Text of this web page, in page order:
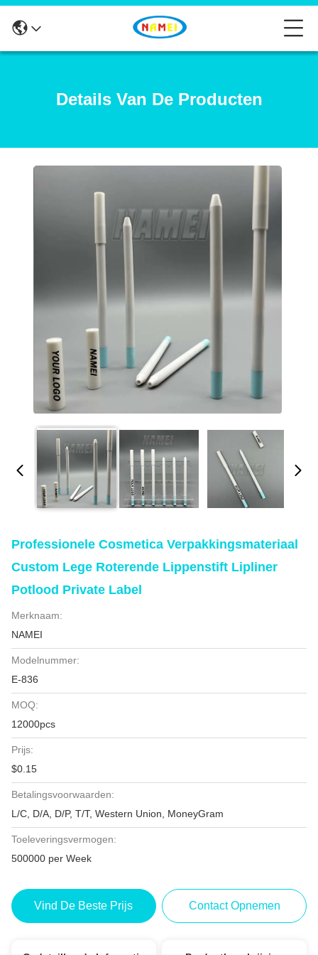
Details Van De Producten
Professionele Cosmetica Verpakkingsmateriaal
Custom Lege Roterende Lippenstift Lipliner
Potlood Private Label
Merknaam:
NAMEI
Modelnummer:
E-836
MOQ:
12000pcs
Prijs:
$0.15
Betalingsvoorwaarden:
L/C, D/A, D/P, T/T, Western Union, MoneyGram
Toeleveringsvermogen:
500000 per Week
Vind De Beste Prijs Contact Opnemen